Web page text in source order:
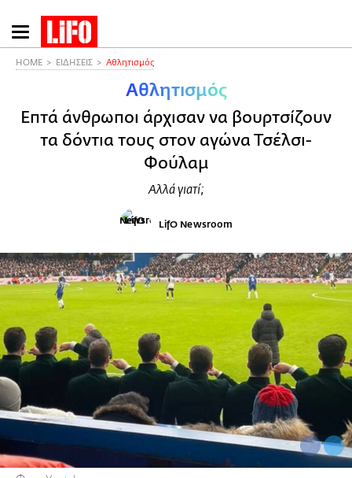
Παράκαμψη
προς
HOME ΕΙΔΗΣΕΙΣ Αθλητισμός
Αθλητισμός
Επτά άνθρωποι άρχισαν να βουρτσίζουν
τα δόντια τους στον αγώνα Τσέλσι-
Φούλαμ
Αλλά γιατί;
LifO Newsroom